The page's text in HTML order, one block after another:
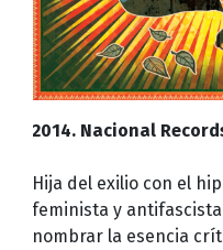
2014. Nacional
Hija del exilio con el
feminista y
nombrar la esencia